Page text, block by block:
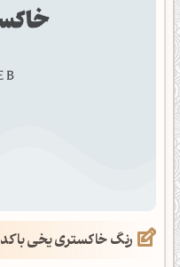
رنگ خاکستری یخی با کد E1E8EB